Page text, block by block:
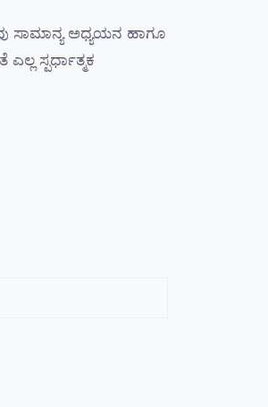
ಸಾಮಾನ್ಯ ಅಧ್ಯಯನ ಹಾಗೂ
ಸ್ಪರ್ಧಾತ್ಮಕ